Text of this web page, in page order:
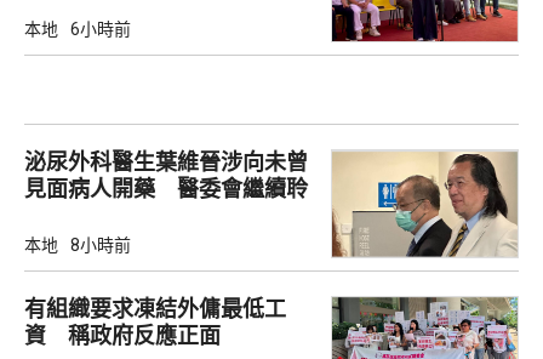
本地 6小時前
泌尿外科醫生葉維晉涉向未曾
見面病人開藥 醫委會繼續聆
本地 8小時前
有組織要求凍結外傭最低工
資 稱政府反應正面